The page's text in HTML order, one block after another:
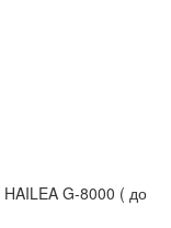
G-8000 ( до